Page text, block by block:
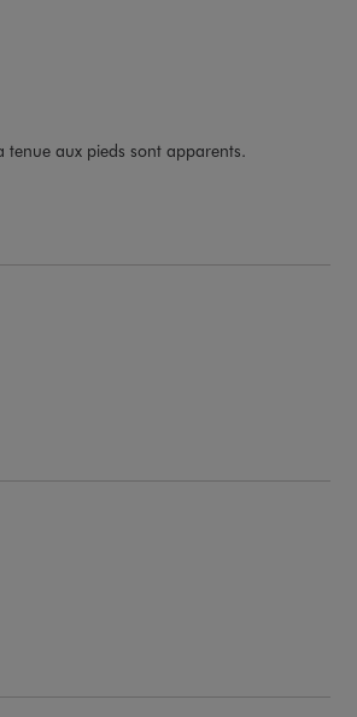
tenue aux pieds sont apparents.